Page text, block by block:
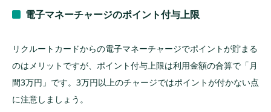
電子マネーチャージのポイント付与上限
リクルートカードからの電子マネーチャージでポイントが貯まる
のはメリットですが、ポイント付与上限は利用金額の合算で「月
間3万円」です。3万円以上のチャージではポイントが付かない点
に注意しましょう。